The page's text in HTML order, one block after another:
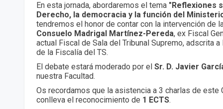
En esta jornada, abordaremos el tema "Reflexiones
Derecho, la democracia y la función del
tendremos el honor de contar con la intervención de
Consuelo Madrigal Martínez-Pereda, ex Fiscal
actual Fiscal de Sala del Tribunal Supremo, adscrita
de la Fiscalía del TS.
El debate estará moderado por el Sr. D. Javier
nuestra Facultad.
Os recordamos que la asistencia a 3 charlas de este
conlleva el reconocimiento de 1 ECTS.